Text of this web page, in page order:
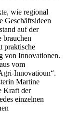
wie regional
Geschäftsideen
auf der
brauchen
praktische
von Innovationen.
vom
Innovatioun“.
Martine
Kraft der
einzelnen